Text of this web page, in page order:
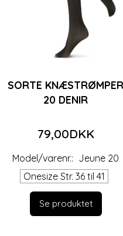
SORTE KNÆSTRØMPER
20 DENIR
79,00DKK
Model/varenr.: Jeune 20
Onesize Str. 36 til 41
Se produktet